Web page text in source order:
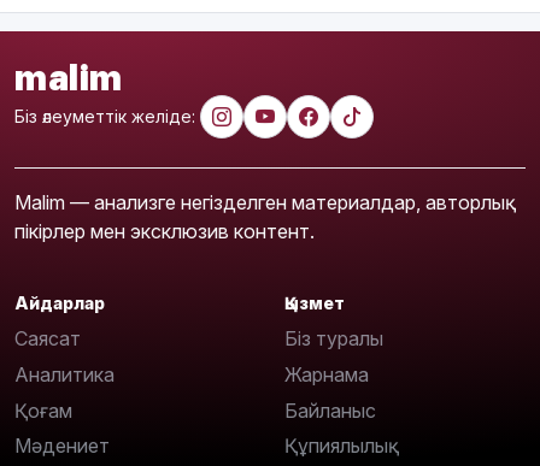
malim
Біз әлеуметтік желіде:
Malim — анализге негізделген материалдар, авторлық
пікірлер мен эксклюзив контент.
Айдарлар
Саясат
Аналитика
Қоғам
Мәдениет
Қызмет
Біз туралы
Жарнама
Байланыс
Құпиялылық